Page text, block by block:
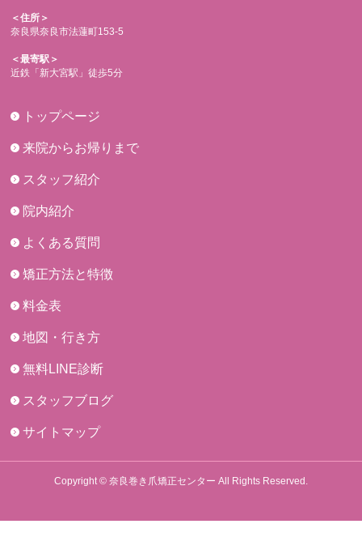
＜住所＞
奈良県奈良市法蓮町153-5
＜最寄駅＞
近鉄「新大宮駅」徒歩5分
トップページ
来院からお帰りまで
スタッフ紹介
院内紹介
よくある質問
矯正方法と特徴
料金表
地図・行き方
無料LINE診断
スタッフブログ
サイトマップ
Copyright © 奈良巻き爪矯正センター All Rights Reserved.